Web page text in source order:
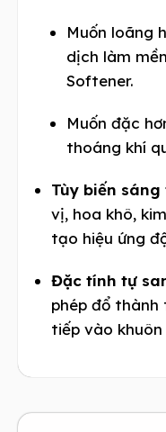
Muốn loãng
dịch làm
Softener.
Muốn đặc
thoáng khí
Tùy biến sáng
vị, hoa khô,
tạo hiệu ứng
Đặc tính tự
phép đổ
tiếp vào